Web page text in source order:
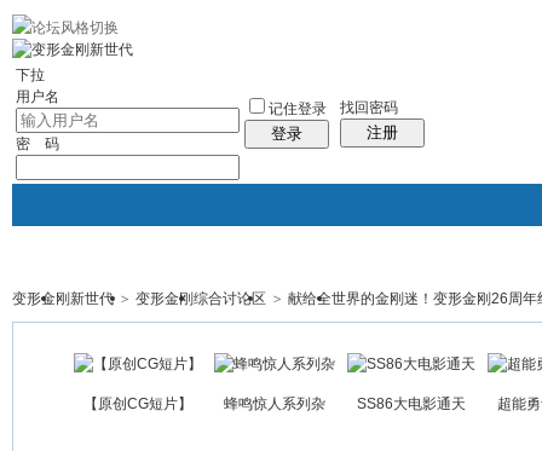
下拉
用户名
密 码
记住登录
登录
找回密码
注册
门户 论坛 图酷 资讯 群组
帖子
变形金刚新世代 > 变形金刚综合讨论区 > 献给全世界的金刚迷！变形金刚26周年
【原创CG短片】 蜂鸣惊人系列杂 SS86大电影通天 超能